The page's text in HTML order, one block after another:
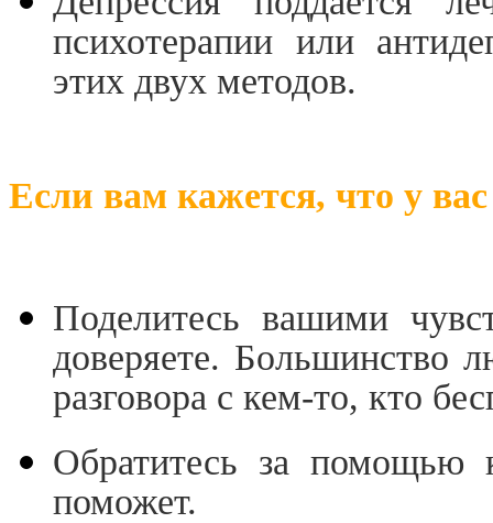
психотерапии или
этих двух методов.
Если вам кажется, что у вас
Поделитесь вашими
доверяете. Большинство
разговора с кем-то, кто
Обратитесь за помощью
поможет.